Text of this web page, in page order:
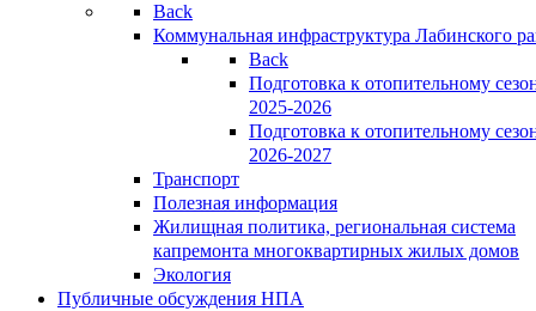
Back
Коммунальная инфраструктура Лабинского
Back
Подготовка к отопительному
2025-2026
Подготовка к отопительному
2026-2027
Транспорт
Полезная информация
Жилищная политика, региональная система
капремонта многоквартирных жилых домов
Экология
Публичные обсуждения НПА